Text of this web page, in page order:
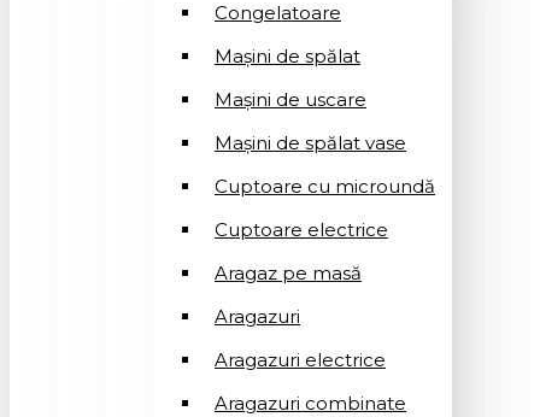
Congelatoare
Mașini de spălat
Mașini de uscare
Mașini de spălat vase
Cuptoare cu microundă
Cuptoare electrice
Aragaz pe masă
Aragazuri
Aragazuri electrice
Aragazuri combinate